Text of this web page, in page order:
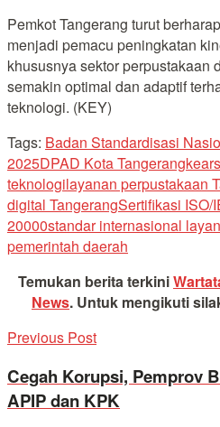
Pemkot Tangerang turut
menjadi pemacu peningkatan
khususnya sektor perpustakaan
semakin optimal dan adaptif
teknologi. (KEY)
Tags: Badan Standardisasi
2025DPAD Kota Tangerang
teknologilayanan perpustakaan
digital TangerangSertifikasi ISO/
20000standar internasional
pemerintah daerah
Temukan berita terkini
News. Untuk mengikuti
Previous Post
Cegah Korupsi, Pemprov
APIP dan KPK